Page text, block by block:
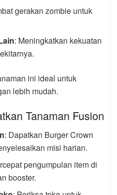
gerakan zombie untuk
: Meningkatkan kekuatan
ini ideal untuk
lebih mudah.
Tanaman Fusion
: Dapatkan Burger Crown
misi harian.
pengumpulan item di
booster.